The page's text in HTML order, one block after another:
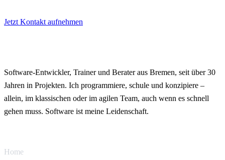
Jetzt Kontakt aufnehmen
Software-Entwickler, Trainer und Berater aus Bremen, seit über 30
Jahren in Projekten. Ich programmiere, schule und konzipiere –
allein, im klassischen oder im agilen Team, auch wenn es schnell
gehen muss. Software ist meine Leidenschaft.
Home